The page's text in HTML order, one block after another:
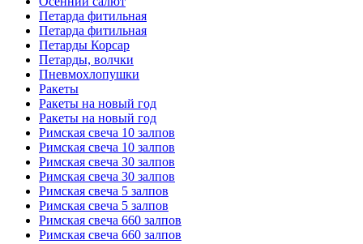
Петарда фитильная
Петарда фитильная
Петарды Корсар
Петарды, волчки
Пневмохлопушки
Ракеты
Ракеты на новый год
Ракеты на новый год
Римская свеча 10 залпов
Римская свеча 10 залпов
Римская свеча 30 залпов
Римская свеча 30 залпов
Римская свеча 5 залпов
Римская свеча 5 залпов
Римская свеча 660 залпов
Римская свеча 660 залпов